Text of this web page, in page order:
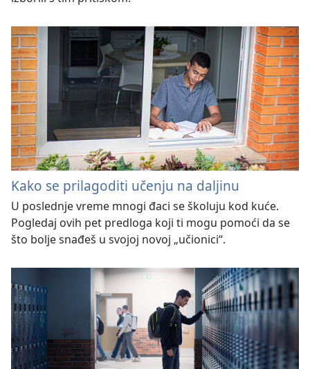
Kako se prilagoditi učenju na daljinu
U poslednje vreme mnogi đaci se školuju kod kuće.
Pogledaj ovih pet predloga koji ti mogu pomoći da se
što bolje snađeš u svojoj novoj „učionici“.